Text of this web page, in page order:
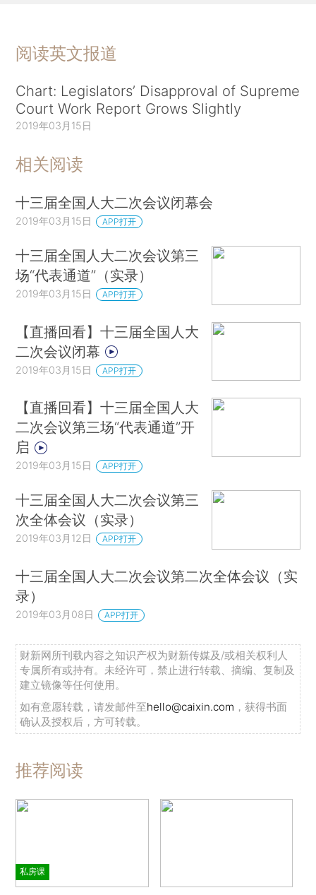
阅读英文报道
Chart: Legislators’ Disapproval of Supreme
Court Work Report Grows Slightly
2019年03月15日
相关阅读
十三届全国人大二次会议闭幕会
2019年03月15日 APP打开
十三届全国人大二次会议第三
场“代表通道”（实录）
2019年03月15日 APP打开
【直播回看】十三届全国人大
二次会议闭幕
2019年03月15日 APP打开
【直播回看】十三届全国人大
二次会议第三场“代表通道”开
启
2019年03月15日 APP打开
十三届全国人大二次会议第三
次全体会议（实录）
2019年03月12日 APP打开
十三届全国人大二次会议第二次全体会议（实
录）
2019年03月08日 APP打开
财新网所刊载内容之知识产权为财新传媒及/或相关权利人
专属所有或持有。未经许可，禁止进行转载、摘编、复制及
建立镜像等任何使用。
如有意愿转载，请发邮件至hello@caixin.com ，获得书面
确认及授权后，方可转载。
推荐阅读
私房课